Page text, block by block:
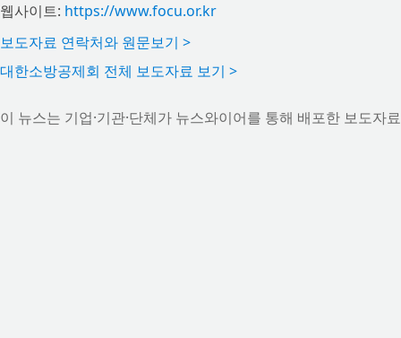
웹사이트: https://www.focu.or.kr
보도자료 연락처와 원문보기 >
대한소방공제회 전체 보도자료 보기 >
이 뉴스는 기업·기관·단체가 뉴스와이어를 통해 배포한 보도자